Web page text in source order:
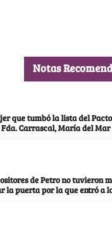
Notas
que tumbó la lista del
Carrascal, María del
de Petro no tuvieron
la puerta por la que entró a